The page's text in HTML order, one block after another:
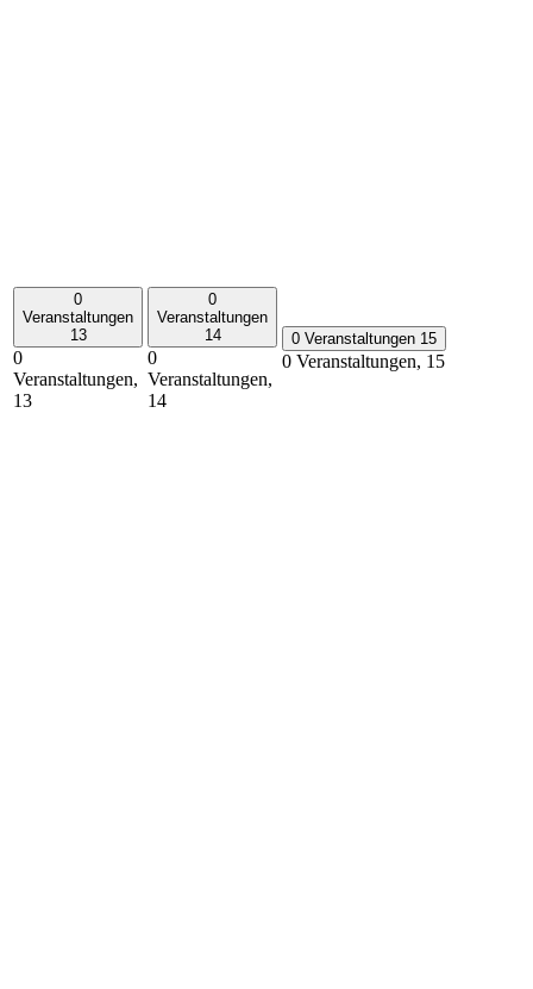
0
Veranstaltungen
13
0
Veranstaltungen,
13
0
Veranstaltungen
14
0
Veranstaltungen,
14
0 Veranstaltungen 15
0 Veranstaltungen, 15